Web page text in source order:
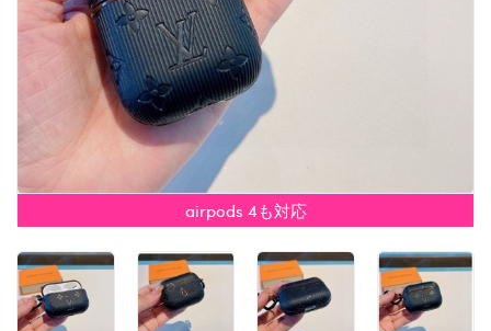
airpods 4も対応